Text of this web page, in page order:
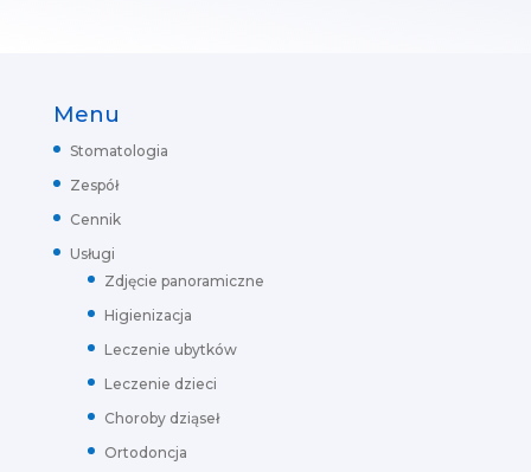
Menu
Stomatologia
Zespół
Cennik
Usługi
Zdjęcie panoramiczne
Higienizacja
Leczenie ubytków
Leczenie dzieci
Choroby dziąseł
Ortodoncja